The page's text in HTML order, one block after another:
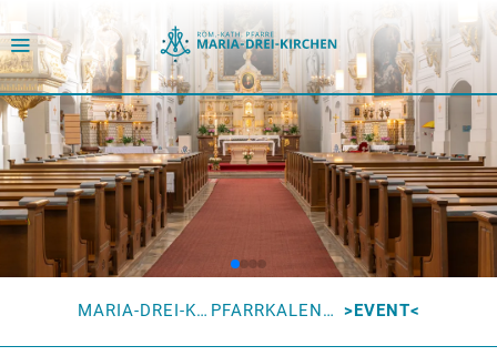
MARIA-DREI-KIRCHEN PFARRKALENDER EVENT